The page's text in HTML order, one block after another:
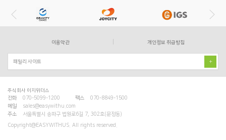
이용약관 개인정보 취급방침
패밀리 사이트
주식회사 이지위더스
전화 070-5099-1200 팩스
070-8849-1500
메일
sales@easywithu.com
주소
서울특별시 송파구 법원로6길 7, 302호(문정동)
Copyright@EASYWITHUS. All rights reserved.